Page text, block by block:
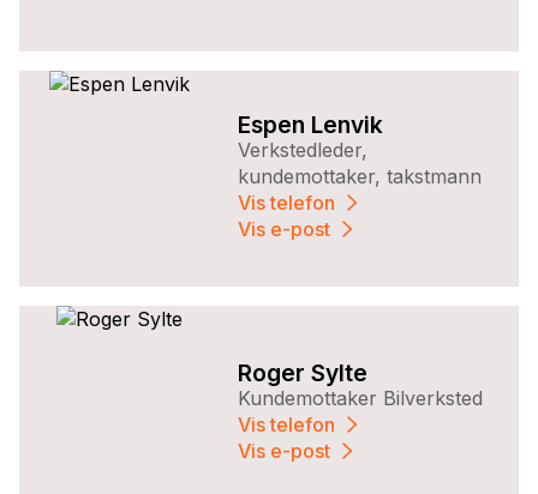
Espen Lenvik
Verkstedleder,
kundemottaker, takstmann
Vis telefon
Vis e-post
Roger Sylte
Kundemottaker Bilverksted
Vis telefon
Vis e-post